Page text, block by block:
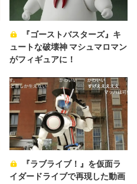
『ゴーストバスターズ』キ
ュートな破壊神 マシュマロマン
がフィギュアに！
『ラブライブ！』を仮面ラ
イダードライブで再現した動画